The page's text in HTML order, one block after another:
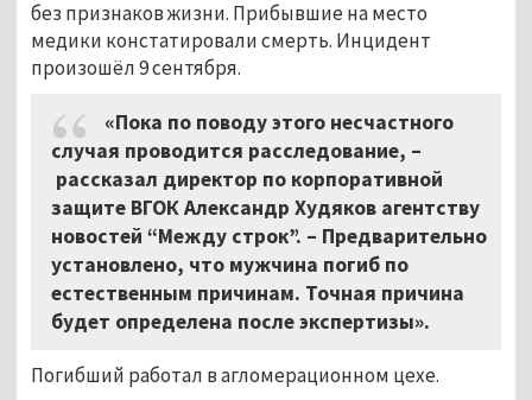
без признаков жизни. Прибывшие на место
медики констатировали смерть. Инцидент
произошёл 9 сентября.
«Пока по поводу этого несчастного
случая проводится расследование, –
рассказал директор по корпоративной
защите ВГОК Александр Худяков агентству
новостей “Между строк”. – Предварительно
установлено, что мужчина погиб по
естественным причинам. Точная причина
будет определена после экспертизы».
Погибший работал в агломерационном цехе.